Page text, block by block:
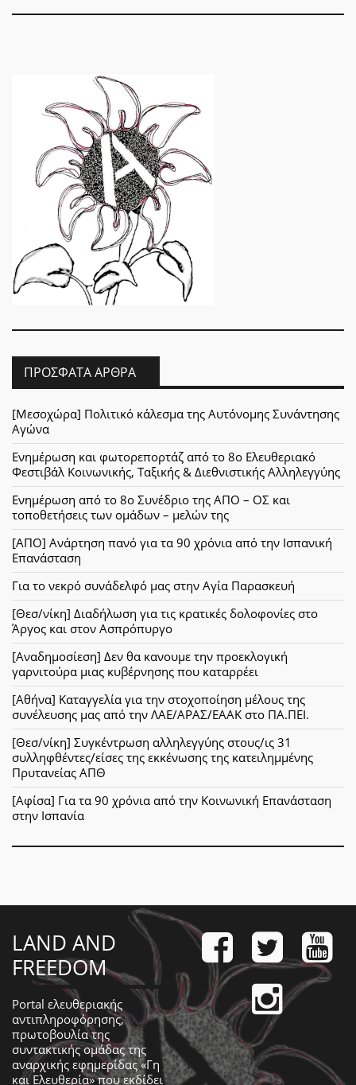
ΠΡΌΣΦΑΤΑ ΆΡΘΡΑ
[Μεσοχώρα] Πολιτικό κάλεσμα της Αυτόνομης Συνάντησης
Αγώνα
Ενημέρωση και φωτορεπορτάζ από το 8ο Ελευθεριακό
Φεστιβάλ Κοινωνικής, Ταξικής & Διεθνιστικής Αλληλεγγύης
Ενημέρωση από το 8ο Συνέδριο της ΑΠΟ – ΟΣ και
τοποθετήσεις των ομάδων – μελών της
[ΑΠΟ] Ανάρτηση πανό για τα 90 χρόνια από την Ισπανική
Επανάσταση
Για το νεκρό συνάδελφό μας στην Αγία Παρασκευή
[Θεσ/νίκη] Διαδήλωση για τις κρατικές δολοφονίες στο
Άργος και στον Ασπρόπυργο
[Αναδημοσίεση] Δεν θα κανουμε την προεκλογική
γαρνιτούρα μιας κυβέρνησης που καταρρέει
[Αθήνα] Καταγγελία για την στοχοποίηση μέλους της
συνέλευσης μας από την ΛΑΕ/ΑΡΑΣ/ΕΑΑΚ στο ΠΑ.ΠΕΙ.
[Θεσ/νίκη] Συγκέντρωση αλληλεγγύης στους/ις 31
συλληφθέντες/είσες της εκκένωσης της κατειλημμένης
Πρυτανείας ΑΠΘ
[Αφίσα] Για τα 90 χρόνια από την Κοινωνική Επανάσταση
στην Ισπανία
LAND AND
FREEDOM
Portal ελευθεριακής
αντιπληροφόρησης,
πρωτοβουλία της
συντακτικής ομάδας της
αναρχικής εφημερίδας «Γη
και Ελευθερία» που εκδίδει